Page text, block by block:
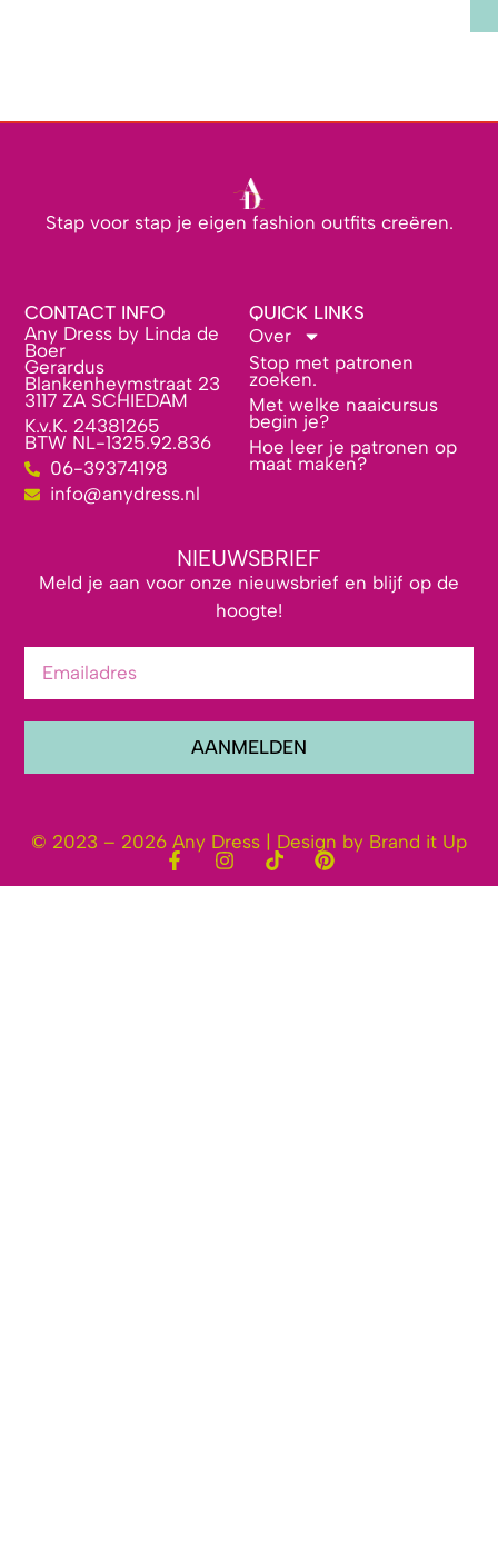
Stap voor stap je eigen fashion outfits creëren.
CONTACT INFO
Any Dress by Linda de
Boer
Gerardus
Blankenheymstraat 23
3117 ZA SCHIEDAM
K.v.K. 24381265
BTW NL-1325.92.836
06-39374198
info@anydress.nl
QUICK LINKS
Over
Stop met patronen
zoeken.
Met welke naaicursus
begin je?
Hoe leer je patronen op
maat maken?
NIEUWSBRIEF
Meld je aan voor onze nieuwsbrief en blijf op de
hoogte!
AANMELDEN
© 2023 – 2026 Any Dress | Design by Brand it Up